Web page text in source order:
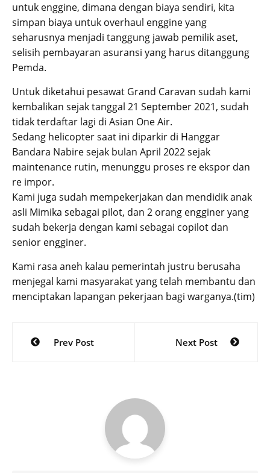
untuk enggine, dimana dengan biaya sendiri, kita
simpan biaya untuk overhaul enggine yang
seharusnya menjadi tanggung jawab pemilik aset,
selisih pembayaran asuransi yang harus ditanggung
Pemda.
Untuk diketahui pesawat Grand Caravan sudah kami
kembalikan sejak tanggal 21 September 2021, sudah
tidak terdaftar lagi di Asian One Air.
Sedang helicopter saat ini diparkir di Hanggar
Bandara Nabire sejak bulan April 2022 sejak
maintenance rutin, menunggu proses re ekspor dan
re impor.
Kami juga sudah mempekerjakan dan mendidik anak
asli Mimika sebagai pilot, dan 2 orang engginer yang
sudah bekerja dengan kami sebagai copilot dan
senior engginer.
Kami rasa aneh kalau pemerintah justru berusaha
menjegal kami masyarakat yang telah membantu dan
menciptakan lapangan pekerjaan bagi warganya.(tim)
Post
navigation
Prev Post Next Post